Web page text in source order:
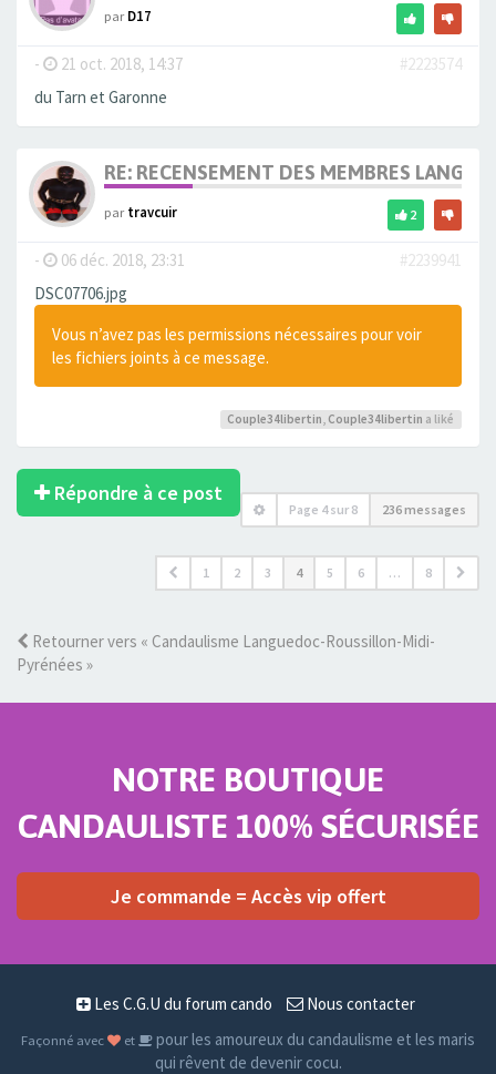
parD17
- 21 oct. 2018, 14:37
#2223574
du Tarn et Garonne
RE: RECENSEMENT DES MEMBRES
partravcuir 2
- 06 déc. 2018, 23:31
#2239941
DSC07706.jpg
Vous n’avez pas les permissions nécessaires pour voir
les fichiers joints à ce message.
Couple34libertin Couple34libertin a liké
Répondre à ce post
Page 4sur 8 236 messages
1 2 3 4 5 6 … 8
Retourner vers « Candaulisme Languedoc-Roussillon-Midi-
Pyrénées »
NOTRE BOUTIQUE
CANDAULISTE 100% SÉCURISÉE
Je commande = Accès vip offert
Les C.G.U du forum cando Nous contacter
Façonné avec et
pour les amoureux du candaulisme et les maris
qui rêvent de devenir cocu.